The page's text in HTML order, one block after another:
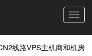
线路VPS主机商和机房